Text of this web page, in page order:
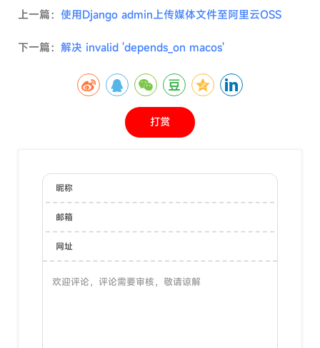
上一篇： 使用Django admin上传媒体文件至阿里云OSS
下一篇： 解决 invalid 'depends_on macos'
打赏
昵称
邮箱
网址